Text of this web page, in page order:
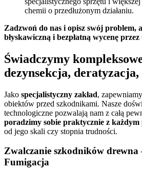
chemii o przedłużonym działaniu.
Zadzwoń do nas i opisz swój problem,
błyskawiczną i bezpłatną wycenę przez
Świadczymy
dezynsekcja,
Jako specjalistyczny zakład,
obiektów przed szkodnikami. Nasze
technologiczne pozwalają nam z całą
poradzimy sobie praktycznie z każdym
od jego skali czy stopnia trudności.
Zwalczanie szkodników
Fumigacja